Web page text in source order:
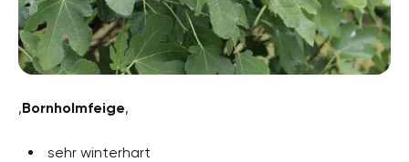
‚Bornholmfeige‚
sehr winterhart